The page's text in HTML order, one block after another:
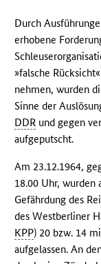
Durch
erhobene
»falsche
nehmen, wurden
Sinne der
DDR und gegen
aufgeputscht.
Am 23.12.1964,
18.00 Uhr, wurden
Gefährdung des
des Westberliner
KPP) 20 bzw. 14
aufgelassen. An